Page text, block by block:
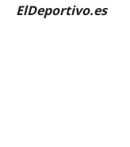
ElDeportivo.es